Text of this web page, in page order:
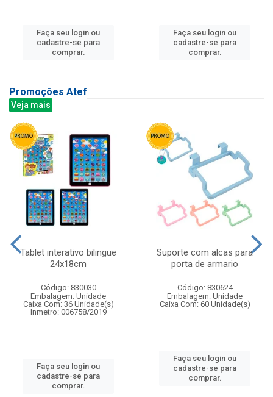
Faça seu login ou
cadastre-se para
comprar.
Faça seu login ou
cadastre-se para
comprar.
Promoções Atef
Veja mais
Tablet interativo bilingue
24x18cm
Código: 830030
Embalagem: Unidade
Caixa Com: 36 Unidade(s)
Inmetro: 006758/2019
Faça seu login ou
cadastre-se para
comprar.
Suporte com alcas para
porta de armario
Código: 830624
Embalagem: Unidade
Caixa Com: 60 Unidade(s)
Faça seu login ou
cadastre-se para
comprar.